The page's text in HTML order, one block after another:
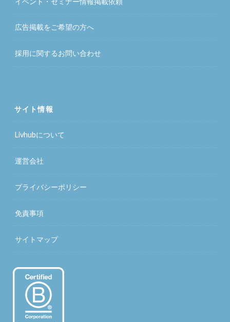
広告掲載をご希望の方へ
採用に関するお問い合わせ
サイト情報
Livhubについて
運営会社
プライバシーポリシー
免責事項
サイトマップ